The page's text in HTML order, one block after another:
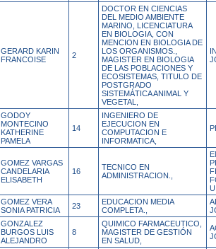
GERARD KARIN
FRANCOISE
2
DOCTOR EN CIENCIAS
DEL MEDIO AMBIENTE
MARINO, LICENCIATURA
EN BIOLOGIA, CON
MENCION EN BIOLOGIA DE
LOS ORGANISMOS.,
MAGISTER EN BIOLOGIA
DE LAS POBLACIONES Y
ECOSISTEMAS, TITULO DE
POSTGRADO
SISTEMÁTICA ANIMAL Y
VEGETAL,
GODOY
MONTECINO
KATHERINE
PAMELA
14
INGENIERO DE
EJECUCION EN
COMPUTACION E
INFORMATICA,
GOMEZ VARGAS
CANDELARIA
ELISABETH
16
TECNICO EN
ADMINISTRACION.,
GOMEZ VERA
SONIA PATRICIA
23
EDUCACION MEDIA
COMPLETA.,
GONZALEZ
BURGOS LUIS
ALEJANDRO
8
QUIMICO FARMACEUTICO,
MAGISTER DE GESTIÓN
EN SALUD,